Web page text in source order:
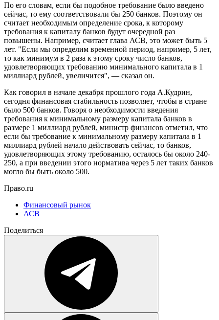
По его словам, если бы подобное требование было введено
сейчас, то ему соответствовали бы 250 банков. Поэтому он
считает необходимым определение срока, к которому
требования к капиталу банков будут очередной раз
повышены. Например, считает глава АСВ, это может быть 5
лет. "Если мы определим временной период, например, 5 лет,
то как минимум в 2 раза к этому сроку число банков,
удовлетворяющих требованию минимального капитала в 1
миллиард рублей, увеличится", — сказал он.
Как говорил в начале декабря прошлого года А.Кудрин,
сегодня финансовая стабильность позволяет, чтобы в стране
было 500 банков. Говоря о необходимости введения
требования к минимальному размеру капитала банков в
размере 1 миллиард рублей, министр финансов отметил, что
если бы требование к минимальному размеру капитала в 1
миллиард рублей начало действовать сейчас, то банков,
удовлетворяющих этому требованию, осталось бы около 240-
250, а при введении этого норматива через 5 лет таких банков
могло бы быть около 500.
Право.ru
Финансовый рынок
АСВ
Поделиться